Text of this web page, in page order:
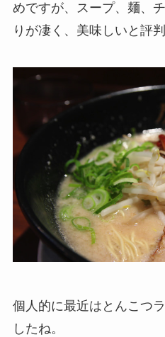
めですが、スープ、麺、
りが凄く、美味しいと評判
個人的に最近はとんこつ
したね。